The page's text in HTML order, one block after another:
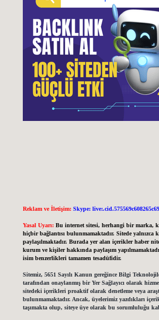
Reklam ve İletişim: Skype: live:.cid.575569c608265c69
Yasal Uyarı: Bu internet sitesi, herhangi bir marka,
hiçbir bağlantısı bulunmamaktadır. Sitede yalnızca
paylaşılmaktadır. Burada yer alan içerikler haber
kurum ve kişiler hakkında paylaşım
isim benzerlikleri tamamen tesadüfidir.
Sitemiz, 5651 Sayılı Kanun gereğince Bilgi
tarafından onaylanmış bir Yer Sağlayıcı olarak
sitedeki içerikleri proaktif olarak denetleme veya
bulunmamaktadır. Ancak, üyelerimiz yazdıkları
taşımakta olup, siteye üye olarak bu sorumluluğu